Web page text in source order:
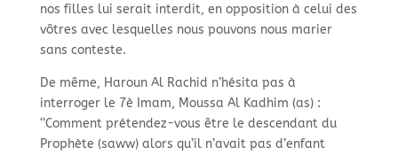
nos filles lui serait interdit, en opposition à celui des
vôtres avec lesquelles nous pouvons nous marier
sans conteste.
De même, Haroun Al Rachid n’hésita pas à
interroger le 7è Imam, Moussa Al Kadhim (as) :
‘’Comment prétendez-vous être le descendant du
Prophète (saww) alors qu’il n’avait pas d’enfant